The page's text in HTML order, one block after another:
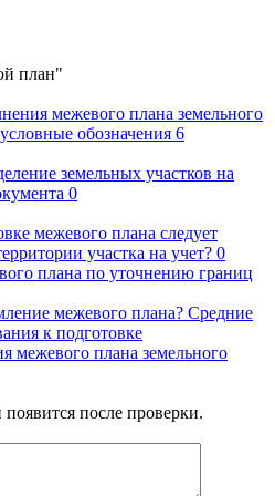
план"
межевого плана земельного
обозначения 6
земельных участков на
0
межевого плана следует
участка на учет? 0
плана по уточнению границ
межевого плана? Средние
к подготовке
межевого плана земельного
после проверки.